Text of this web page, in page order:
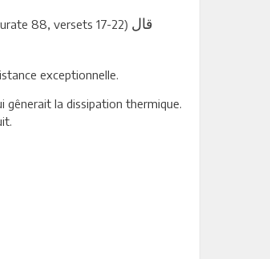
88, versets 17-22) قال
exceptionnelle.
gênerait la dissipation thermique.